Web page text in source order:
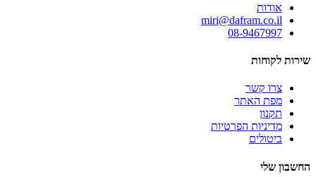
אודות
miri@dafram.co.il
08-9467997
שירות לקוחות
צרו קשר
מפת האתר
תקנון
מדיניות הפרטיות
ביטולים
החשבון שלי